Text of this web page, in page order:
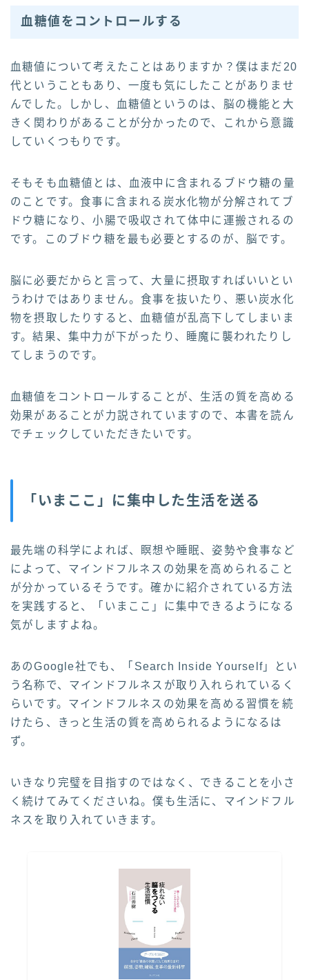
血糖値をコントロールする
血糖値について考えたことはありますか？僕はまだ20
代ということもあり、一度も気にしたことがありませ
んでした。しかし、血糖値というのは、脳の機能と大
きく関わりがあることが分かったので、これから意識
していくつもりです。
そもそも血糖値とは、血液中に含まれるブドウ糖の量
のことです。食事に含まれる炭水化物が分解されてブ
ドウ糖になり、小腸で吸収されて体中に運搬されるの
です。このブドウ糖を最も必要とするのが、脳です。
脳に必要だからと言って、大量に摂取すればいいとい
うわけではありません。食事を抜いたり、悪い炭水化
物を摂取したりすると、血糖値が乱高下してしまいま
す。結果、集中力が下がったり、睡魔に襲われたりし
てしまうのです。
血糖値をコントロールすることが、生活の質を高める
効果があることが力説されていますので、本書を読ん
でチェックしていただきたいです。
「いまここ」に集中した生活を送る
最先端の科学によれば、瞑想や睡眠、姿勢や食事など
によって、マインドフルネスの効果を高められること
が分かっているそうです。確かに紹介されている方法
を実践すると、「いまここ」に集中できるようになる
気がしますよね。
あのGoogle社でも、「Search Inside Yourself」とい
う名称で、マインドフルネスが取り入れられているく
らいです。マインドフルネスの効果を高める習慣を続
けたら、きっと生活の質を高められるようになるは
ず。
いきなり完璧を目指すのではなく、できることを小さ
く続けてみてくださいね。僕も生活に、マインドフル
ネスを取り入れていきます。